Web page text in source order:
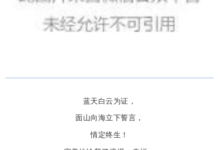
蓝天白云为证，
面山向海立下誓言，
情定终生！